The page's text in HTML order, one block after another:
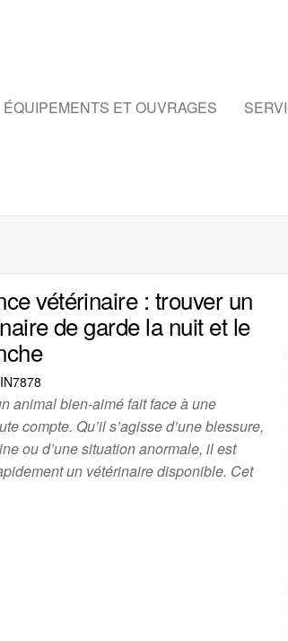
ÉQUIPEMENTS ET OUVRAGES
vétérinaire : trouver un
de garde la nuit et le
animal bien-aimé fait face à une
compte. Qu’il s’agisse d’une blessure,
ou d’une situation anormale, il est
un vétérinaire disponible. Cet